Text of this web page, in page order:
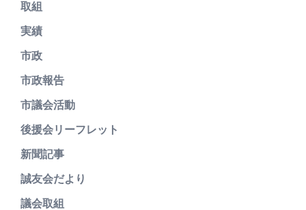
取組
実績
市政
市政報告
市議会活動
後援会リーフレット
新聞記事
誠友会だより
議会取組